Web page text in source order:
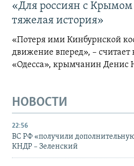
«Для россиян с Крымом
тяжелая история»
«Потеря ими Кинбурнской
движение вперед», –
«Одесса», крымчанин Денис
НОВОСТИ
22:56
ВС РФ «получили
КНДР – Зеленский